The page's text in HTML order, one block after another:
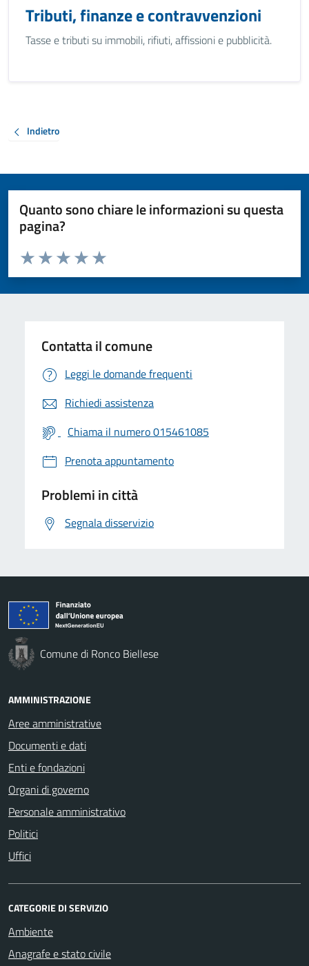
Tributi, finanze e contravvenzioni
Tasse e tributi su immobili, rifiuti, affissioni e pubblicità.
Indietro
Quanto sono chiare le informazioni su questa
pagina?
Valuta da 1 a 5 stelle la pagina
Valuta 5 stelle su 5
Valuta 4 stelle su 5
Valuta 3 stelle su 5
Valuta 2 stelle su 5
Valuta 1 stelle su 5
Contatta il comune
Leggi le domande frequenti
Richiedi assistenza
Chiama il numero 015461085
Prenota appuntamento
Problemi in città
Segnala disservizio
Comune di Ronco Biellese
AMMINISTRAZIONE
Aree amministrative
Documenti e dati
Enti e fondazioni
Organi di governo
Personale amministrativo
Politici
Uffici
CATEGORIE DI SERVIZIO
Ambiente
Anagrafe e stato civile